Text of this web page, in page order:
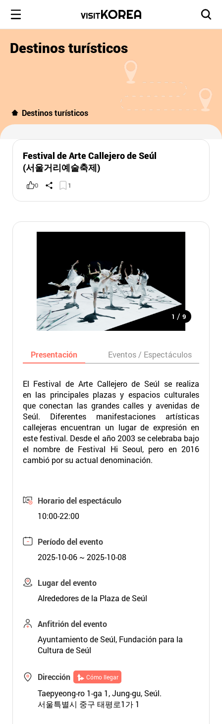
Destinos turísticos
Destinos turísticos
Festival de Arte Callejero de Seúl
(서울거리예술축제)
0 1
1 / 9
Presentación Eventos / Espectáculos
El Festival de Arte Callejero de Seúl se realiza
en las principales plazas y espacios culturales
que conectan las grandes calles y avenidas de
Seúl. Diferentes manifestaciones artísticas
callejeras encuentran un lugar de expresión en
este festival. Desde el año 2003 se celebraba bajo
el nombre de Festival Hi Seoul, pero en 2016
cambió por su actual denominación.
Horario del espectáculo
10:00-22:00
Período del evento
2025-10-06 ~ 2025-10-08
Lugar del evento
Alrededores de la Plaza de Seúl
Anfitrión del evento
Ayuntamiento de Seúl, Fundación para la
Cultura de Seúl
Dirección Cómo llegar
Taepyeong-ro 1-ga 1, Jung-gu, Seúl.
서울특별시 중구 태평로1가 1